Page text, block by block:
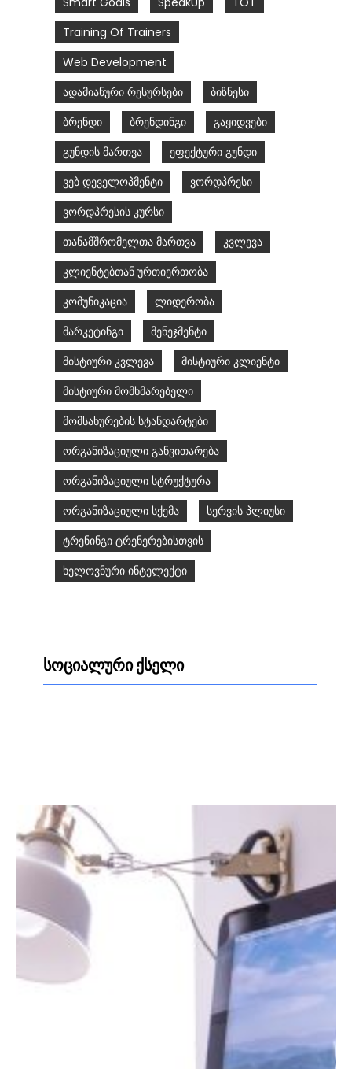
Training Of Trainers
Web Development
ადამიანური რესურსები
ბიზნესი
ბრენდი
ბრენდინგი
გაყიდვები
გუნდის მართვა
ეფექტური გუნდი
ვებ დეველოპმენტი
ვორდპრესი
ვორდპრესის კურსი
თანამშრომელთა მართვა
კვლევა
კლიენტებთან ურთიერთობა
კომუნიკაცია
ლიდერობა
მარკეტინგი
მენეჯმენტი
მისტიური კვლევა
მისტიური კლიენტი
მისტიური მომხმარებელი
მომსახურების სტანდარტები
ორგანიზაციული განვითარება
ორგანიზაციული სტრუქტურა
ორგანიზაციული სქემა
სერვის პლიუსი
ტრენინგი ტრენერებისთვის
ხელოვნური ინტელექტი
სოციალური ქსელი